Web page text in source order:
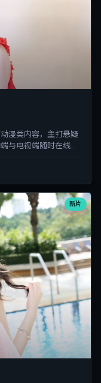
漫类内容，主打悬疑
与电视端随时在线观
新片